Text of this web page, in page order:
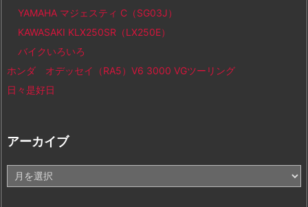
YAMAHA マジェスティ C（SG03J）
KAWASAKI KLX250SR（LX250E）
バイクいろいろ
ホンダ オデッセイ（RA5）V6 3000 VGツーリング
日々是好日
アーカイブ
ー